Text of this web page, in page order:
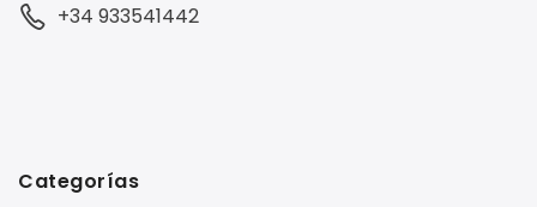
+34 933541442
Categorías